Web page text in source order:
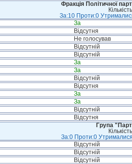
Фракція Політичної
За:10 Проти:0
За
Відсутня
Не голосував
Відсутній
Відсутній
За
За
Відсутній
Відсутня
За
За
Відсутній
Відсутня
Група
За:0 Проти:0
Відсутній
Відсутній
Відсутній